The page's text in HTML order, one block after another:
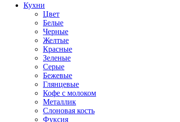
Кухни
Цвет
Белые
Черные
Желтые
Красные
Зеленые
Серые
Бежевые
Глянцевые
Кофе с молоком
Металлик
Слоновая кость
Фуксия